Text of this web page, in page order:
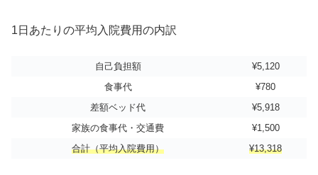
1日あたりの平均入院費用の内訳
自己負担額
¥5,120
食事代
¥780
差額ベッド代
¥5,918
家族の食事代・交通費
¥1,500
合計（平均入院費用）
¥13,318